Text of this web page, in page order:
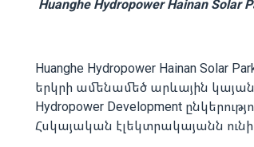
Huanghe Hydropower Hainan
Huanghe Hydropower Hainan
երկրի ամենամեծ արևային կայանն
Hydropower Development
Հսկայական էլեկտրակայանն